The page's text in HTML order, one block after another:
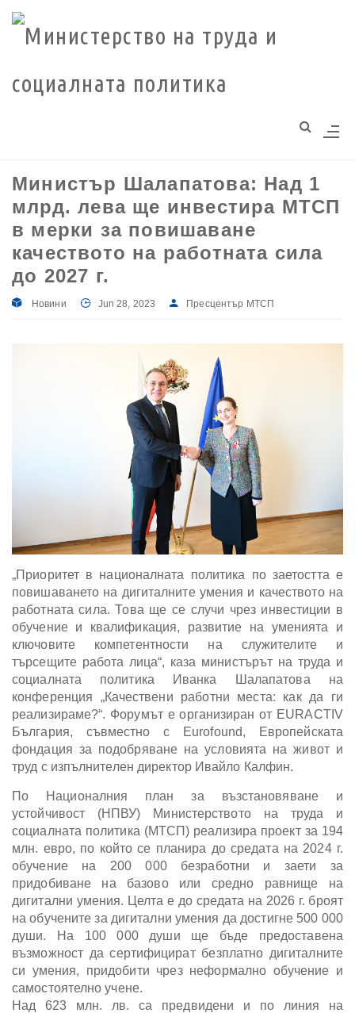
внимание:
достъпност.
Министър Шалапатова: Над 1
млрд. лева ще инвестира МТСП
в мерки за повишаване
качеството на работната сила
до 2027 г.
Новини Jun 28, 2023 Пресцентър МТСП
„Приоритет в националната политика по заетостта е
повишаването на дигиталните умения и качеството на
работната сила. Това ще се случи чрез инвестиции в
обучение и квалификация, развитие на уменията и
ключовите компетентности на служителите и
търсещите работа лица“, каза министърът на труда и
социалната политика Иванка Шалапатова на
конференция „Качествени работни места: как да ги
реализираме?“. Форумът е организиран от EURACTIV
България, съвместно с Eurofound, Европейската
фондация за подобряване на условията на живот и
труд с изпълнителен директор Ивайло Калфин.
По Националния план за възстановяване и
устойчивост (НПВУ) Министерството на труда и
социалната политика (МТСП) реализира проект за 194
млн. евро, по който се планира до средата на 2024 г.
обучение на 200 000 безработни и заети за
придобиване на базово или средно равнище на
дигитални умения. Целта е до средата на 2026 г. броят
на обучените за дигитални умения да достигне 500 000
души. На 100 000 души ще бъде предоставена
възможност да сертифицират безплатно дигиталните
си умения, придобити чрез неформално обучение и
самостоятелно учене.
Над 623 млн. лв. са предвидени и по линия на